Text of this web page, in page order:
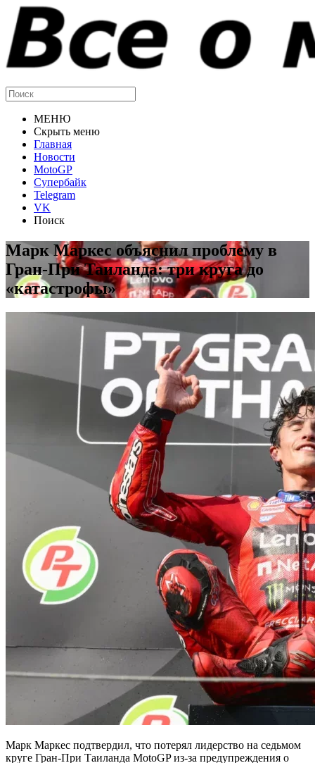
МЕНЮ
Скрыть меню
Главная
Новости
MotoGP
Супербайк
Telegram
VK
Поиск
Марк Маркес объяснил проблему в
Гран-При Таиланда: три круга до
«катастрофы»
Марк Маркес подтвердил, что потерял лидерство на седьмом
круге Гран-При Таиланда MotoGP из-за предупреждения о